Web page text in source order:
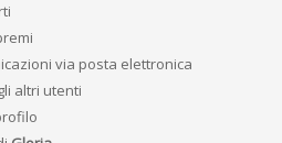
via posta elettronica
altri utenti